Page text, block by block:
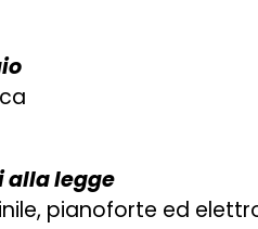
alla legge
pianoforte ed